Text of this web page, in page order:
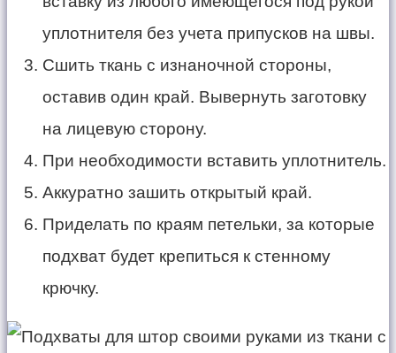
уплотнителя без учета припусков на швы.
Сшить ткань с изнаночной стороны,
оставив один край. Вывернуть заготовку
на лицевую сторону.
При необходимости вставить уплотнитель.
Аккуратно зашить открытый край.
Приделать по краям петельки, за которые
подхват будет крепиться к стенному
крючку.